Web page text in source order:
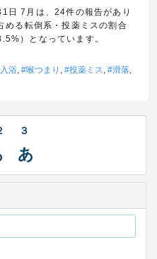
日 7月は、24件の報告があり
める転倒系・投薬ミスの割合
）となっています。
入浴, 喉つまり , 投薬ミス, 滑落,
３
あ